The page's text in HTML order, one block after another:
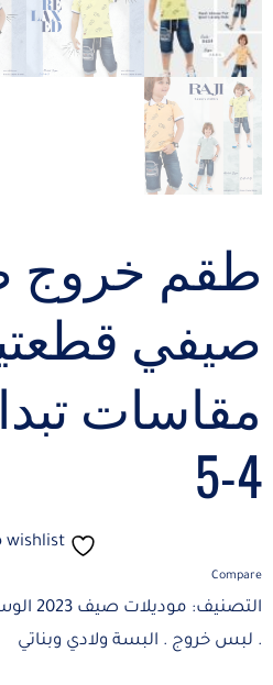
طقم خروج
صيفي
4-5
wishlist
Compare
التصنيف: موديلات صيف 2023
. لبس خروج . البسة ولادي وبناتي